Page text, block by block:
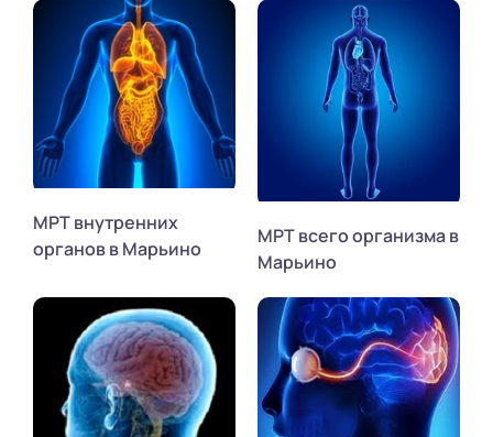
МРТ внутренних
органов в Марьино
МРТ всего организма в
Марьино